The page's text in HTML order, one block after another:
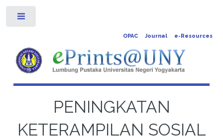
OPAC Journal e-Resources
PENINGKATAN
KETERAMPILAN SOSIAL